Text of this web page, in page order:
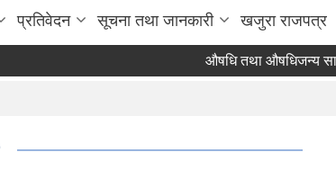
प्रतिवेदन सूचना तथा जानकारी खजुरा राजपत्र
औषधि तथा औषधिजन्य